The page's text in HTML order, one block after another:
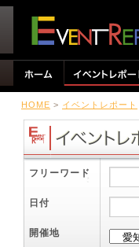
HOME > イベントレポート
フリーワード
日付
開催地